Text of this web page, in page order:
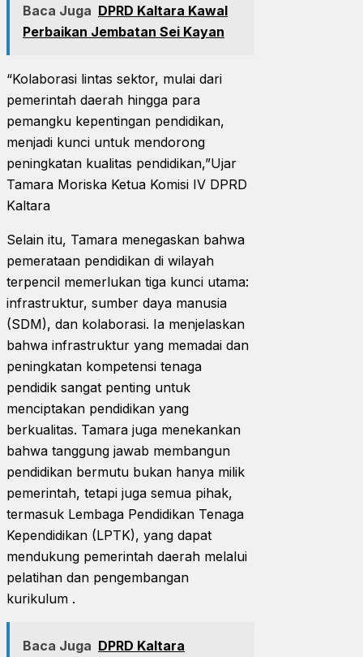
Baca Juga DPRD Kaltara Kawal
Perbaikan Jembatan Sei Kayan
“Kolaborasi lintas sektor, mulai dari
pemerintah daerah hingga para
pemangku kepentingan pendidikan,
menjadi kunci untuk mendorong
peningkatan kualitas pendidikan,”Ujar
Tamara Moriska Ketua Komisi IV DPRD
Kaltara
Selain itu, Tamara menegaskan bahwa
pemerataan pendidikan di wilayah
terpencil memerlukan tiga kunci utama:
infrastruktur, sumber daya manusia
(SDM), dan kolaborasi. Ia menjelaskan
bahwa infrastruktur yang memadai dan
peningkatan kompetensi tenaga
pendidik sangat penting untuk
menciptakan pendidikan yang
berkualitas. Tamara juga menekankan
bahwa tanggung jawab membangun
pendidikan bermutu bukan hanya milik
pemerintah, tetapi juga semua pihak,
termasuk Lembaga Pendidikan Tenaga
Kependidikan (LPTK), yang dapat
mendukung pemerintah daerah melalui
pelatihan dan pengembangan
kurikulum .
Baca Juga DPRD Kaltara